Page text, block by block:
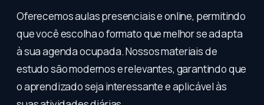
Oferecemos aulas presenciais e online, permitindo
que você escolha o formato que melhor se adapta
à sua agenda ocupada. Nossos materiais de
estudo são modernos e relevantes, garantindo que
o aprendizado seja interessante e aplicável às